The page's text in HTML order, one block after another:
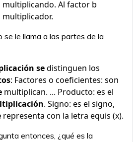
multiplicando. Al factor b
multiplicador.
se le llama a las partes de la
sedistinguen los
: Factores o coeficientes: son
multiplican. ... Producto: es el
. Signo: es el signo,
representa con la letra equis (x).
entonces, ¿qué es la